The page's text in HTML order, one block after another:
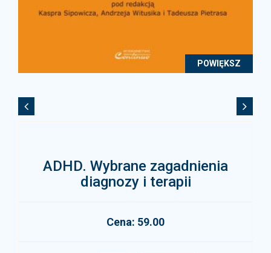
POWIĘKSZ
ADHD. Wybrane zagadnienia
diagnozy i terapii
Cena: 59.00